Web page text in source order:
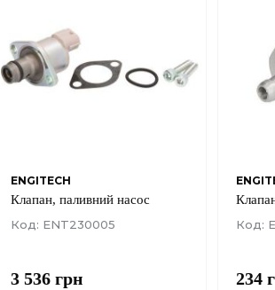
ENGITECH
Клапан, паливний насос
Код: ENT230005
3 536 грн
Код:
234